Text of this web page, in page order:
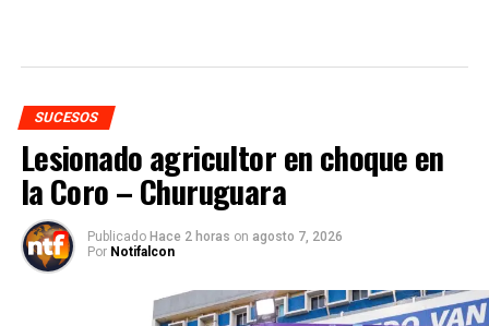
SUCESOS
Lesionado agricultor en choque en
la Coro – Churuguara
Publicado Hace 2 horas on agosto 7, 2026
Por Notifalcon